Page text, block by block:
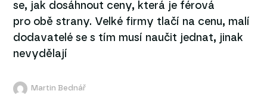
se, jak dosáhnout ceny, která je férová
pro obě strany. Velké firmy tlačí na cenu, malí
dodavatelé se s tím musí naučit jednat, jinak
nevydělají
Martin Bednář